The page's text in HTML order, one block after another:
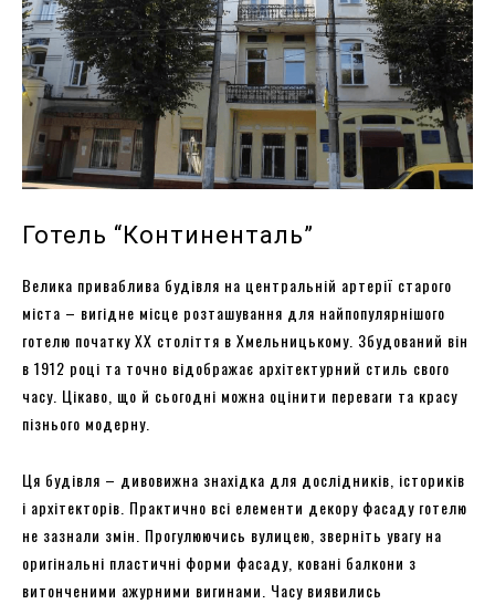
Готель “Континенталь”
Велика приваблива будівля на центральній артерії старого
міста – вигідне місце розташування для найпопулярнішого
готелю початку XX століття в Хмельницькому. Збудований він
в 1912 році та точно відображає архітектурний стиль свого
часу. Цікаво, що й сьогодні можна оцінити переваги та красу
пізнього модерну.
Ця будівля – дивовижна знахідка для дослідників, істориків
і архітекторів. Практично всі елементи декору фасаду готелю
не зазнали змін. Прогулюючись вулицею, зверніть увагу на
оригінальні пластичні форми фасаду, ковані балкони з
витонченими ажурними вигинами. Часу виявились